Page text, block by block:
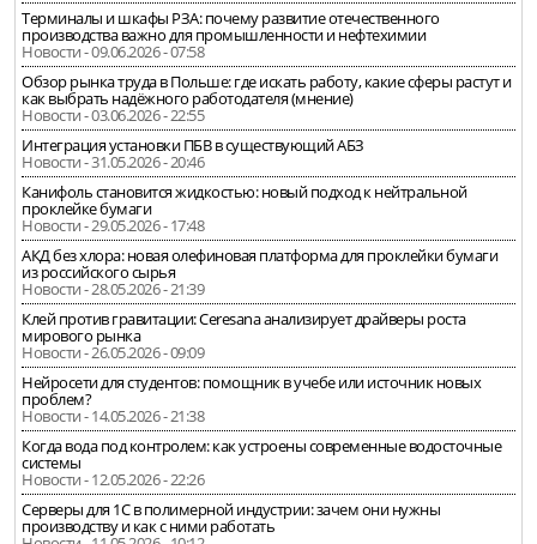
Терминалы и шкафы РЗА: почему развитие отечественного
производства важно для промышленности и нефтехимии
Новости - 09.06.2026 - 07:58
Обзор рынка труда в Польше: где искать работу, какие сферы растут и
как выбрать надёжного работодателя (мнение)
Новости - 03.06.2026 - 22:55
Интеграция установки ПБВ в существующий АБЗ
Новости - 31.05.2026 - 20:46
Канифоль становится жидкостью: новый подход к нейтральной
проклейке бумаги
Новости - 29.05.2026 - 17:48
АКД без хлора: новая олефиновая платформа для проклейки бумаги
из российского сырья
Новости - 28.05.2026 - 21:39
Клей против гравитации: Ceresana анализирует драйверы роста
мирового рынка
Новости - 26.05.2026 - 09:09
Нейросети для студентов: помощник в учебе или источник новых
проблем?
Новости - 14.05.2026 - 21:38
Когда вода под контролем: как устроены современные водосточные
системы
Новости - 12.05.2026 - 22:26
Серверы для 1С в полимерной индустрии: зачем они нужны
производству и как с ними работать